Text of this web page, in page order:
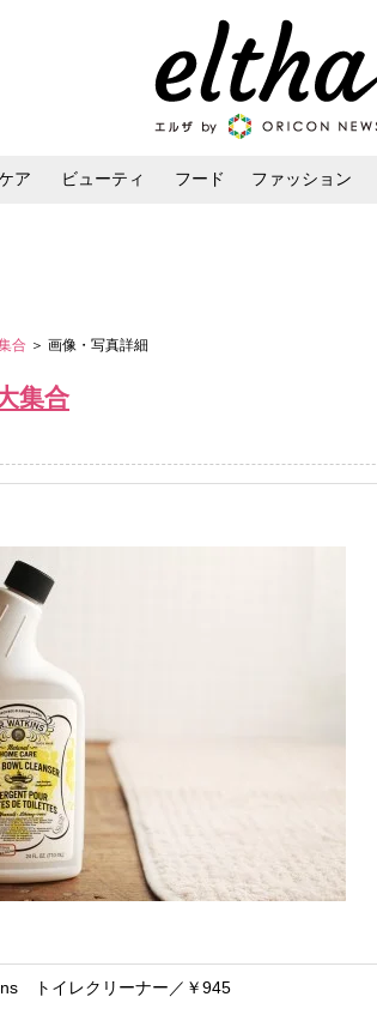
ア ビューティ フード ファッション
合 ＞ 画像・写真詳細
集合
トイレクリーナー／￥945